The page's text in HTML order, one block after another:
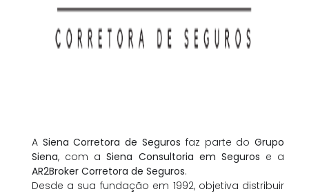
A Siena Corretora de Seguros faz parte doGrupo
Siena, com aSiena Consultoria em Seguros e a
AR2Broker Corretora de Seguros.
Desde a sua fundação em 1992, objetiva distribuir